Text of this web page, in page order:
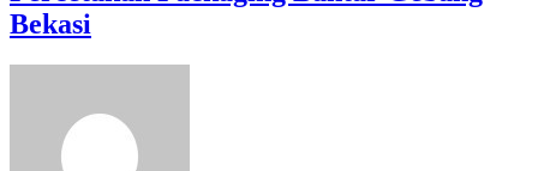
Bekasi